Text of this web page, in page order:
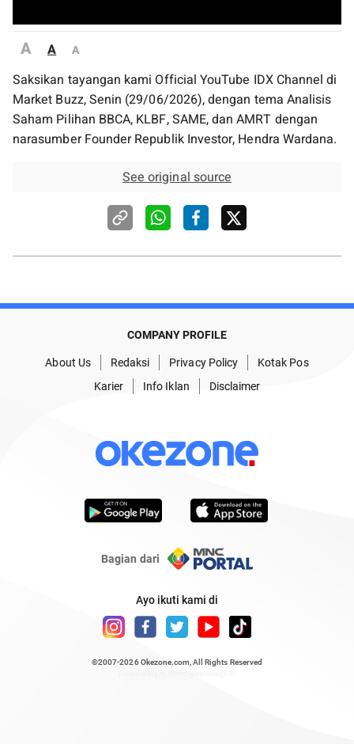
A A A
Saksikan tayangan kami Official YouTube IDX Channel di
Market Buzz, Senin (29/06/2026), dengan tema Analisis
Saham Pilihan BBCA, KLBF, SAME, dan AMRT dengan
narasumber Founder Republik Investor, Hendra Wardana.
See original source
COMPANY PROFILE
About Us Redaksi Privacy Policy
Kotak Pos
Karier
Info Iklan Disclaimer
Bagian dari
Ayo ikuti kami di
©2007-2026 Okezone.com , All Rights Reserved